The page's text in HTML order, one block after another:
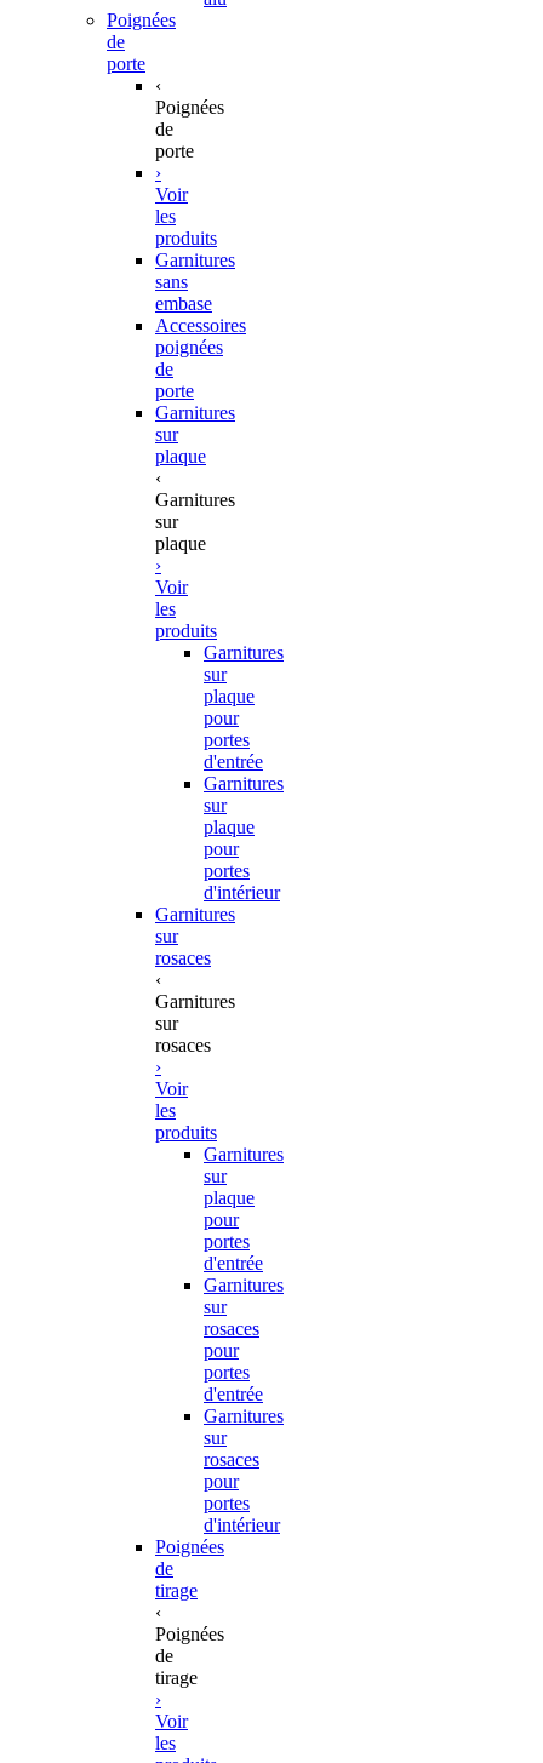
Poignées
de
porte
‹
Poignées
de
porte
›
Voir
les
produits
Garnitures
sans
embase
Accessoires
poignées
de
porte
Garnitures
sur
plaque
‹
Garnitures
sur
plaque
›
Voir
les
produits
Garnitures
sur
plaque
pour
portes
d'entrée
Garnitures
sur
plaque
pour
portes
d'intérieur
Garnitures
sur
rosaces
‹
Garnitures
sur
rosaces
›
Voir
les
produits
Garnitures
sur
plaque
pour
portes
d'entrée
Garnitures
sur
rosaces
pour
portes
d'entrée
Garnitures
sur
rosaces
pour
portes
d'intérieur
Poignées
de
tirage
‹
Poignées
de
tirage
›
Voir
les